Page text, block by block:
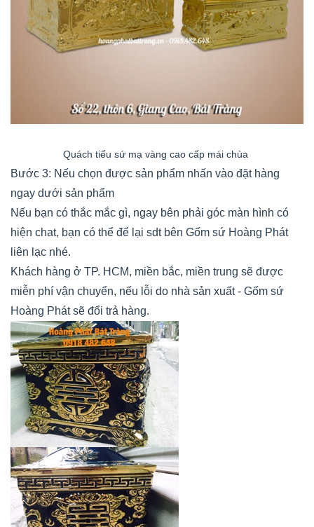
Quách tiểu sứ mạ vàng cao cấp mái chùa
Bước 3: Nếu chọn được sản phẩm nhấn vào đặt hàng
ngay dưới sản phẩm
Nếu bạn có thắc mắc gì, ngay bên phải góc màn hình có
hiện chat, bạn có thể để lại sdt bên Gốm sứ Hoàng Phát
liên lạc nhé.
Khách hàng ở TP. HCM, miền bắc, miền trung sẽ được
miễn phí vận chuyển, nếu lỗi do nhà sản xuất - Gốm sứ
Hoàng Phát sẽ đổi trả hàng.